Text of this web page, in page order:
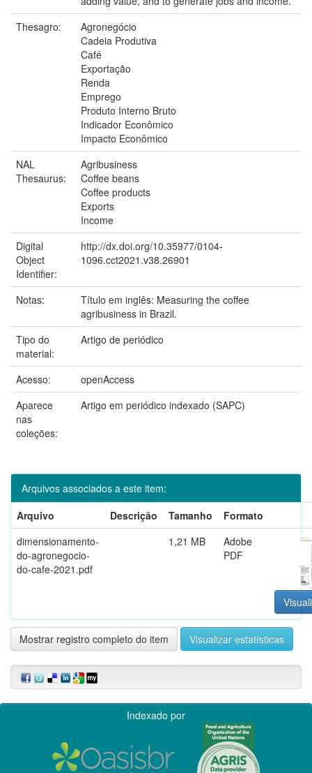
Thesagro:
Agronegócio
Cadeia Produtiva
Café
Exportação
Renda
Emprego
Produto Interno Bruto
Indicador Econômico
Impacto Econômico
NAL
Thesaurus:
Agribusiness
Coffee beans
Coffee products
Exports
Income
Digital
Object
Identifier:
http://dx.doi.org/10.35977/0104-
1096.cct2021.v38.26901
Notas:
Título em inglês: Measuring the coffee
agribusiness in Brazil.
Tipo do
material:
Artigo de periódico
Acesso:
openAccess
Aparece
nas
coleções:
Artigo em periódico indexado (SAPC)
Arquivos associados a este item:
Arquivo
Descrição Tamanho
Formato
dimensionamento-
do-agronegocio-
do-cafe-2021.pdf
1,21 MB
Adobe
PDF
Mostrar registro completo do item Visualizar estatísticas
Indexado por